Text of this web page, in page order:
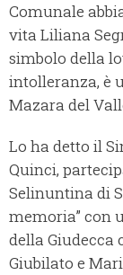
Comunale
vita Liliana
simbolo della
intolleranza, è
Mazara del
Lo ha detto il
Quinci,
Selinuntina di
memoria” con
della
Giubilato e